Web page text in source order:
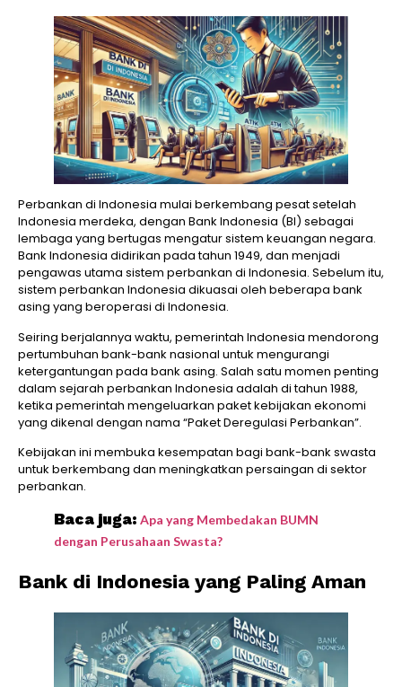
Perbankan di Indonesia mulai berkembang pesat setelah
Indonesia merdeka, dengan Bank Indonesia (BI) sebagai
lembaga yang bertugas mengatur sistem keuangan negara.
Bank Indonesia didirikan pada tahun 1949, dan menjadi
pengawas utama sistem perbankan di Indonesia. Sebelum itu,
sistem perbankan Indonesia dikuasai oleh beberapa bank
asing yang beroperasi di Indonesia.
Seiring berjalannya waktu, pemerintah Indonesia mendorong
pertumbuhan bank-bank nasional untuk mengurangi
ketergantungan pada bank asing. Salah satu momen penting
dalam sejarah perbankan Indonesia adalah di tahun 1988,
ketika pemerintah mengeluarkan paket kebijakan ekonomi
yang dikenal dengan nama “Paket Deregulasi Perbankan”.
Kebijakan ini membuka kesempatan bagi bank-bank swasta
untuk berkembang dan meningkatkan persaingan di sektor
perbankan.
Baca juga: Apa yang Membedakan BUMN
dengan Perusahaan Swasta?
Bank di Indonesia yang Paling Aman